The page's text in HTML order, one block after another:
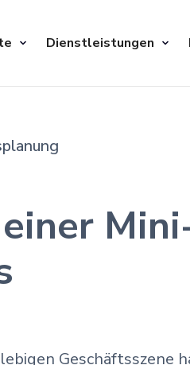
Dienstleistungen
Geschäftsszene